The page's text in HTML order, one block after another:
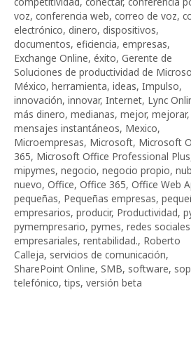
voz, conferencia web, correo de voz,
electrónico, dinero, dispositivos,
documentos, eficiencia, empresas,
Exchange Online, éxito, Gerente de
Soluciones de productividad de
México, herramienta, ideas, Impulso,
innovación, innovar, Internet, Lync
más dinero, medianas, mejor, mejorar,
mensajes instantáneos, Mexico,
Microempresas, Microsoft, Microsoft
365, Microsoft Office Professional Plus
mipymes, negocio, negocio propio,
nuevo, Office, Office 365, Office Web
pequeñas, Pequeñas empresas,
empresarios, producir, Productividad,
pymempresario, pymes, redes sociales
empresariales, rentabilidad., Roberto
Calleja, servicios de comunicación,
SharePoint Online, SMB, software,
telefónico,tips, versión beta